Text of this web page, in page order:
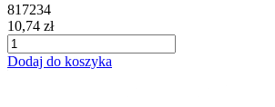
817234
10,74 zł
Dodaj do koszyka